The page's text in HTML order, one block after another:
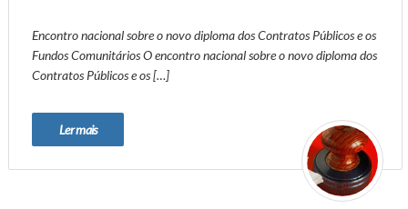
Encontro nacional sobre o novo diploma dos Contratos Públicos e os
Fundos Comunitários O encontro nacional sobre o novo diploma dos
Contratos Públicos e os […]
Ler mais